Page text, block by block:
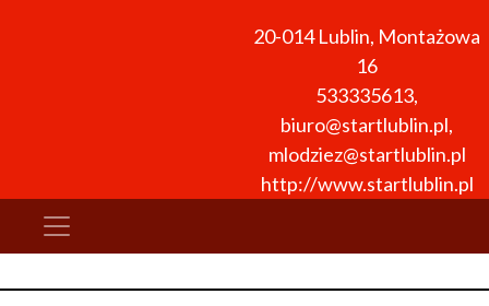
20-014 Lublin, Montażowa
16
533335613,
biuro@startlublin.pl,
mlodziez@startlublin.pl
http://www.startlublin.pl